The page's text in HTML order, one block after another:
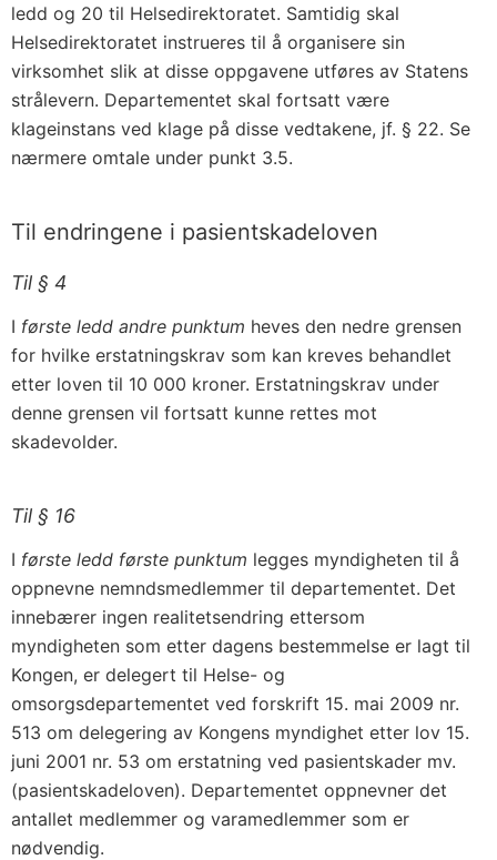
ledd og 20 til Helsedirektoratet. Samtidig skal
Helsedirektoratet instrueres til å organisere sin
virksomhet slik at disse oppgavene utføres av Statens
strålevern. Departementet skal fortsatt være
klageinstans ved klage på disse vedtakene, jf. § 22. Se
nærmere omtale under punkt 3.5.
Til endringene i pasientskadeloven
Til § 4
I første ledd andre punktum heves den nedre grensen
for hvilke erstatningskrav som kan kreves behandlet
etter loven til 10 000 kroner. Erstatningskrav under
denne grensen vil fortsatt kunne rettes mot
skadevolder.
Til § 16
I første ledd første punktum legges myndigheten til å
oppnevne nemndsmedlemmer til departementet. Det
innebærer ingen realitetsendring ettersom
myndigheten som etter dagens bestemmelse er lagt til
Kongen, er delegert til Helse- og
omsorgsdepartementet ved forskrift 15. mai 2009 nr.
513 om delegering av Kongens myndighet etter lov 15.
juni 2001 nr. 53 om erstatning ved pasientskader mv.
(pasientskadeloven). Departementet oppnevner det
antallet medlemmer og varamedlemmer som er
nødvendig.